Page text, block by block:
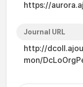
https://
Journal URL
http://
mon/